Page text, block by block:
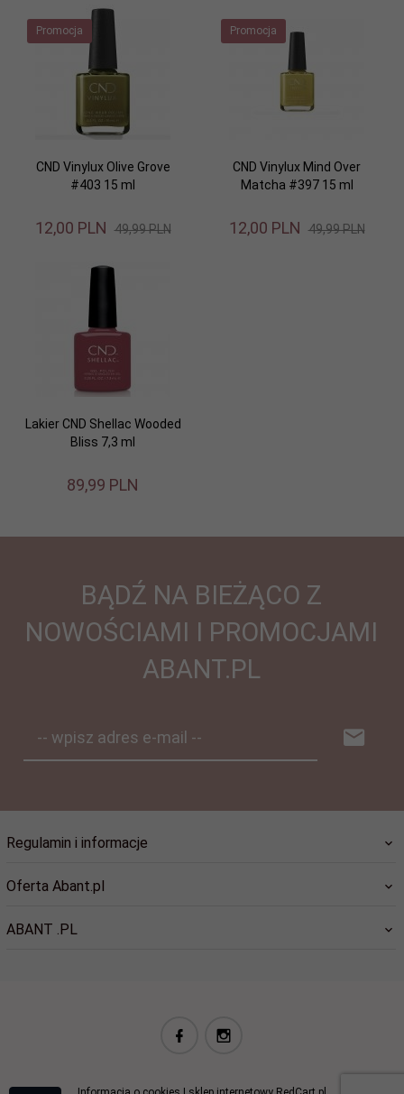
Promocja
CND Vinylux Olive Grove
#403 15 ml
12,00 PLN 49,99 PLN
Promocja
CND Vinylux Mind Over
Matcha #397 15 ml
12,00 PLN 49,99 PLN
Lakier CND Shellac Wooded
Bliss 7,3 ml
89,99 PLN
BĄDŹ NA BIEŻĄCO Z
NOWOŚCIAMI I PROMOCJAMI
ABANT.PL
-- wpisz adres e-mail --
Regulamin i informacje
Oferta Abant.pl
ABANT .PL